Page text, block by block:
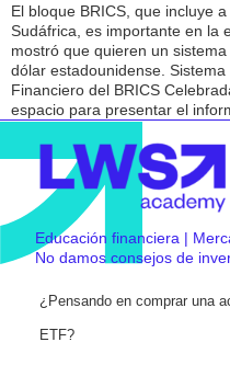
El bloque BRICS, que incluye
Sudáfrica, es importante en la
mostró que quieren un
dólar estadounidense.
Financiero del BRICS
espacio para presentar el
Educación financiera |
No damos consejos de
¿Pensando en comprar una
ETF?